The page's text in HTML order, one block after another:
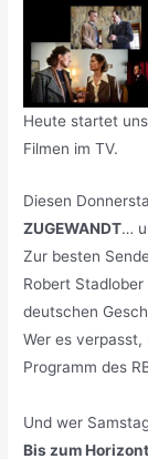
Heute startet
Filmen im TV.
Diesen
ZUGEWANDT…
Zur besten
Robert
deutschen
Wer es verpasst,
Programm des
Und wer
Bis zum